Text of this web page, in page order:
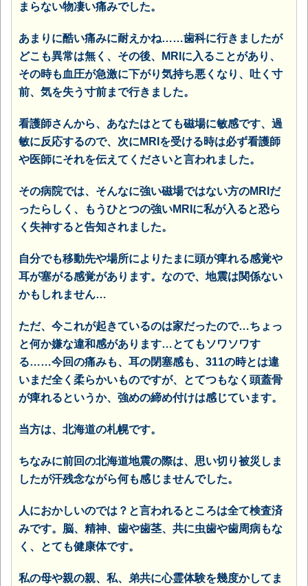
まらない物凄い痛みでした。
あまりに酷い痛みに耐えかね……歯科に行きましたが
どこも異常は無く、その後、MRIに入ることがあり、
その時も血圧が急激に下がり気持ち悪くなり、吐く寸
前、気を失う寸前まで行きました。
看護師さんから、あなたはとても磁場に敏感です、過
敏に反応するので、次にMRIを受ける時は必ず看護師
や医師にそれを伝えてくださいと言われました。
その病院では、そんなに強い磁場ではない方のMRIだ
ったらしく、もうひとつの強いMRIに私が入ると恐ら
く失神すると告知されました。
自分でも移動先や場所によりたまに頭が痺れる感覚や
耳が塞がる感覚があります。なので、地震は関係ない
かもしれません…
ただ、今これが起きているのは家だったので…ちょっ
と何か嫌な違和感があります…とてもソワソワす
る……今回の痛みも、耳の閉塞感も、311の時とは違
いまだ全く柔らかいものですが、とてつもなく頭蓋骨
が痺れるというか、強めの締め付けは感じています。
当方は、北海道の札幌です。
ちなみに前回の北海道地震の際は、思い切り被災しま
したが汗残念ながら何も感じませんでした。
人におかしいのでは？と言われるところは全て検査済
みです。脳、精神、歯や歯茎、共に虫歯や歯周病もな
く、とても健康体です。
私の母や親の親、私、弟共に心霊体験を幾度かしてま